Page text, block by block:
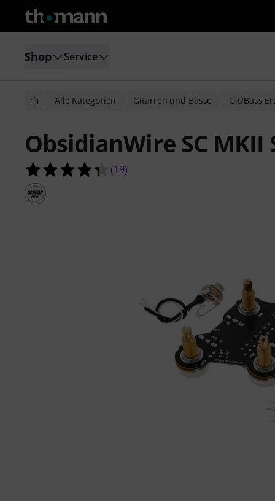
Shop Service
Alle Kategorien Gitarren und Bässe Git/Bass
ObsidianWire SC
4.4 von 5 Sternen aus 19
(19)